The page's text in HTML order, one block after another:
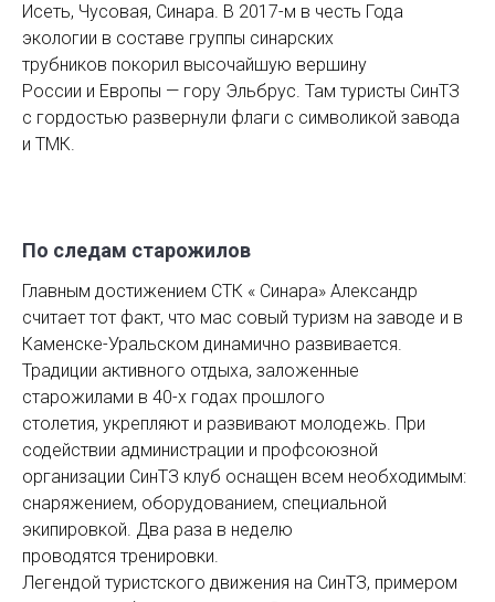
Исеть, Чусовая, Синара. В 2017-м в честь Года
экологии в составе группы синарских
трубников покорил высочайшую вершину
России и Европы — гору Эльбрус. Там туристы СинТЗ
с гордостью развернули флаги с символикой завода
и ТМК.
По следам старожилов
Главным достижением СТК « Синара» Александр
считает тот факт, что мас совый туризм на заводе и в
Каменске-Уральском динамично развивается.
Традиции активного отдыха, заложенные
старожилами в 40-х годах прошлого
столетия, укрепляют и развивают молодежь. При
содействии администрации и профсоюзной
организации СинТЗ клуб оснащен всем необходимым:
снаряжением, оборудованием, специальной
экипировкой. Два раза в неделю
проводятся тренировки.
Легендой туристского движения на СинТЗ, примером